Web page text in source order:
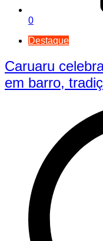
0
Destaque
Caruaru
em barro,